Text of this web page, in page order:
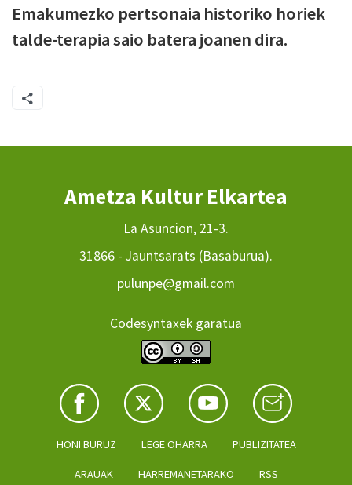
Emakumezko pertsonaia historiko horiek
talde-terapia saio batera joanen dira.
Ametza Kultur Elkartea
La Asuncion, 21-3.
31866 - Jauntsarats (Basaburua).
pulunpe@gmail.com
Codesyntaxek garatua
HONI BURUZ LEGE OHARRA PUBLIZITATEA
ARAUAK HARREMANETARAKO RSS